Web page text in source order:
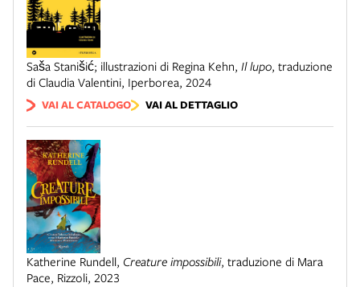
Saša Stanišić; illustrazioni di Regina Kehn, Il lupo, traduzione
di Claudia Valentini, Iperborea, 2024
VAI AL CATALOGO VAI AL DETTAGLIO
Katherine Rundell, Creature impossibili, traduzione di Mara
Pace, Rizzoli, 2023